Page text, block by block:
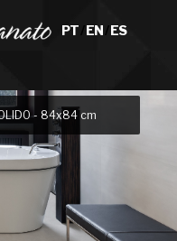
PT EN/ES
- 84x84 cm